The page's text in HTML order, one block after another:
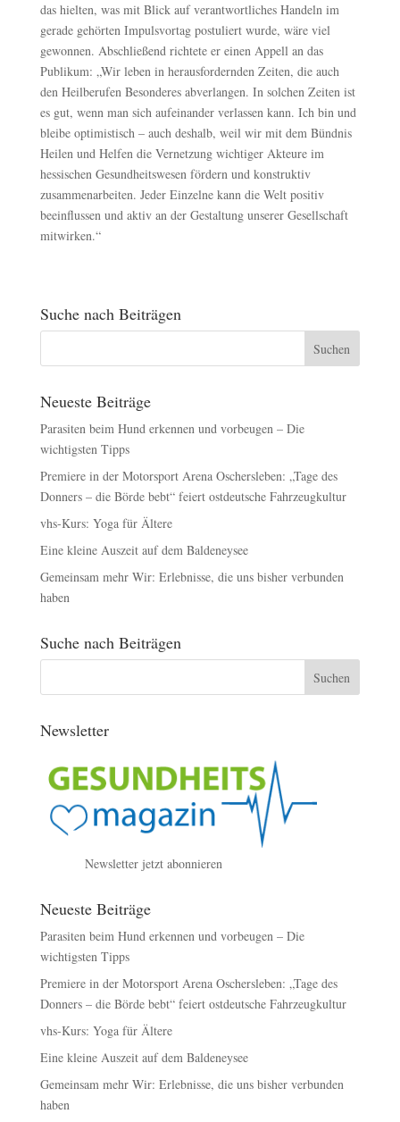
das hielten, was mit Blick auf verantwortliches Handeln im
gerade gehörten Impulsvortag postuliert wurde, wäre viel
gewonnen. Abschließend richtete er einen Appell an das
Publikum: „Wir leben in herausfordernden Zeiten, die auch
den Heilberufen Besonderes abverlangen. In solchen Zeiten ist
es gut, wenn man sich aufeinander verlassen kann. Ich bin und
bleibe optimistisch – auch deshalb, weil wir mit dem Bündnis
Heilen und Helfen die Vernetzung wichtiger Akteure im
hessischen Gesundheitswesen fördern und konstruktiv
zusammenarbeiten. Jeder Einzelne kann die Welt positiv
beeinflussen und aktiv an der Gestaltung unserer Gesellschaft
mitwirken.“
Suche nach Beiträgen
Neueste Beiträge
Parasiten beim Hund erkennen und vorbeugen – Die
wichtigsten Tipps
Premiere in der Motorsport Arena Oschersleben: „Tage des
Donners – die Börde bebt“ feiert ostdeutsche Fahrzeugkultur
vhs-Kurs: Yoga für Ältere
Eine kleine Auszeit auf dem Baldeneysee
Gemeinsam mehr Wir: Erlebnisse, die uns bisher verbunden
haben
Suche nach Beiträgen
Newsletter
Newsletter jetzt abonnieren
Neueste Beiträge
Parasiten beim Hund erkennen und vorbeugen – Die
wichtigsten Tipps
Premiere in der Motorsport Arena Oschersleben: „Tage des
Donners – die Börde bebt“ feiert ostdeutsche Fahrzeugkultur
vhs-Kurs: Yoga für Ältere
Eine kleine Auszeit auf dem Baldeneysee
Gemeinsam mehr Wir: Erlebnisse, die uns bisher verbunden
haben